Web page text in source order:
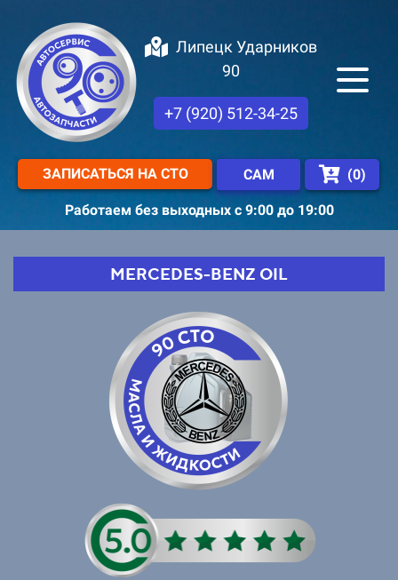
Липецк Ударников
90
+7 (920) 512-34-25
ЗАПИСАТЬСЯ НА СТО САМ (0)
Работаем без выходных с 9:00 до 19:00
MERCEDES-BENZ OIL